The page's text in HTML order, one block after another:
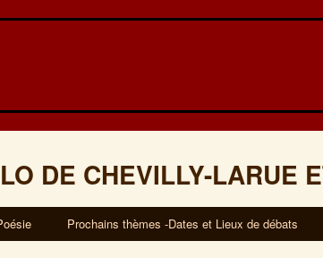
DE CHEVILLY-LARUE
Prochains thèmes -Dates et Lieux de débats